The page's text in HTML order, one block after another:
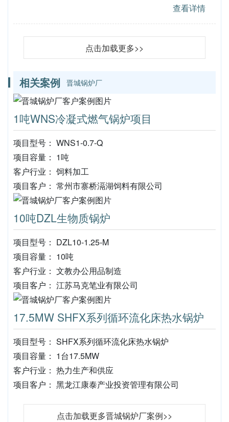
查看详情
点击加载更多>>
相关案例 晋城锅炉厂
1吨WNS冷凝式燃气锅炉项目
项目型号： WNS1-0.7-Q
项目容量： 1吨
客户行业： 饲料加工
项目客户： 常州市寨桥滆湖饲料有限公司
10吨DZL生物质锅炉
项目型号： DZL10-1.25-M
项目容量： 10吨
客户行业： 文教办公用品制造
项目客户： 江苏马克笔业有限公司
17.5MW SHFX系列循环流化床热水锅炉
项目型号： SHFX系列循环流化床热水锅炉
项目容量： 1台17.5MW
客户行业： 热力生产和供应
项目客户： 黑龙江康泰产业投资管理有限公司
点击加载更多晋城锅炉厂案例>>